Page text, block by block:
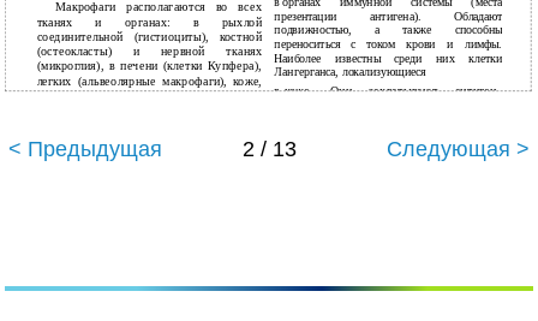
Макрофаги располагаются во всех
тканях и органах: в рыхлой
соединительной (гистиоциты), костной
(остеокласты) и нервной тканях
(микроглия), в печени (клетки Купфера),
легких (альвеолярные макрофаги), коже,
селезенке, лимфатических узлах и т.д.
в органах иммунной системы (места
презентации антигена). Обладают
подвижностью, а также способны
переноситься с током крови и лимфы.
Наиболее известны среди них клетки
Лангерганса, локализующиеся
в коже. Они захватывают антиген,
лимфоцитам (рис. 1.4).
< Предыдущая 2 / 13 Следующая >